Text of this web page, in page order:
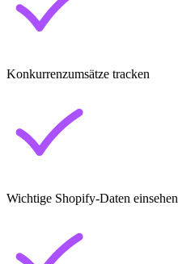
Konkurrenzumsätze tracken
Wichtige Shopify-Daten einsehen